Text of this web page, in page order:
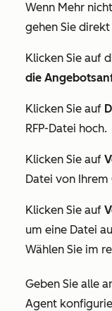
Wenn Mehr
gehen Sie direkt
Klicken Sie auf
die
Klicken Sie auf
RFP-Datei hoch.
Klicken Sie auf
Datei von
Klicken Sie auf
um eine Datei
Wählen Sie im
Geben Sie alle
Agent